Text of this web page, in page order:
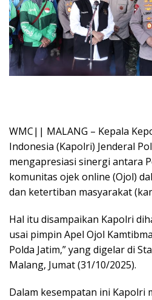
WMC|| MALANG – Kepala
Indonesia (Kapolri) Jenderal
mengapresiasi sinergi antara
komunitas ojek online (Ojol)
dan ketertiban masyarakat
Hal itu disampaikan Kapolri
usai pimpin Apel Ojol
Polda Jatim,” yang digelar di
Malang, Jumat (31/10/2025).
Dalam kesempatan ini Kapolri